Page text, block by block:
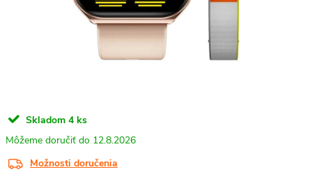
Skladom 4 ks
12.8.2026
Možnosti doručenia